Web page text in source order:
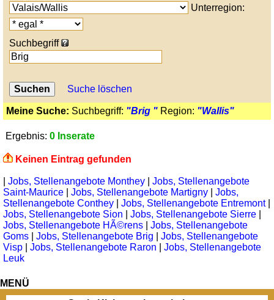
Unterregion:
Suchbegriff
Suche löschen
Meine Suche: Suchbegriff: "Brig " Region: "Wallis"
Ergebnis: 0 Inserate
Keinen Eintrag gefunden
Jobs, Stellenangebote Monthey
Jobs, Stellenangebote
Saint-Maurice
Jobs, Stellenangebote Martigny
Jobs,
Stellenangebote Conthey
Jobs, Stellenangebote Entremont|
Jobs, Stellenangebote Sion
Jobs, Stellenangebote Sierre
Jobs, Stellenangebote HÃ©rens
Jobs, Stellenangebote
Goms
Jobs, Stellenangebote Brig
Jobs, Stellenangebote
Visp
Jobs, Stellenangebote Raron
Jobs, Stellenangebote
Leuk
MENÜ